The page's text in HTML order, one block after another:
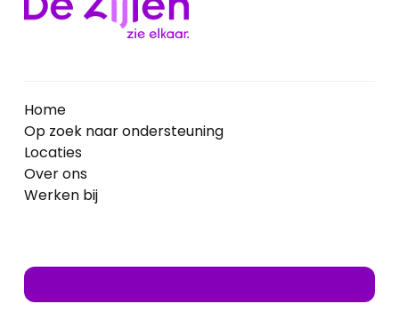
Home
Op zoek naar ondersteuning
Locaties
Over ons
Werken bij